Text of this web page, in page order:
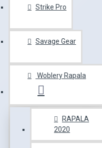
Strike Pro
Savage Gear
Woblery Rapala
RAPALA
2020